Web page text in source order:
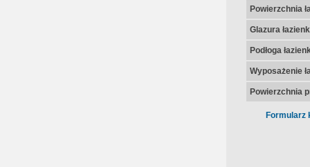
Powierzchnia
Glazura
Podłoga
Wyposażenie
Powierzchnia
Formularz